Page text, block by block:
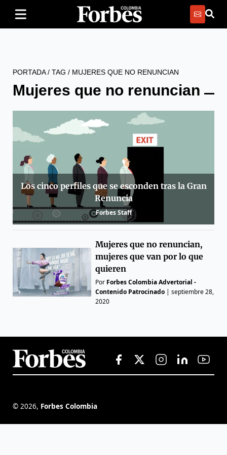
PORTADA/ TAG / MUJERES QUE NO RENUNCIAN
Mujeres que no renuncian
Los cinco perfiles que se esconden tras la Gran
Renuncia
Forbes Staff
Mujeres que no renuncian,
mujeres que van por lo que
quieren
Por Forbes Colombia Advertorial -
Contenido Patrocinado |septiembre 28,
2020
© 2026, Forbes Colombia